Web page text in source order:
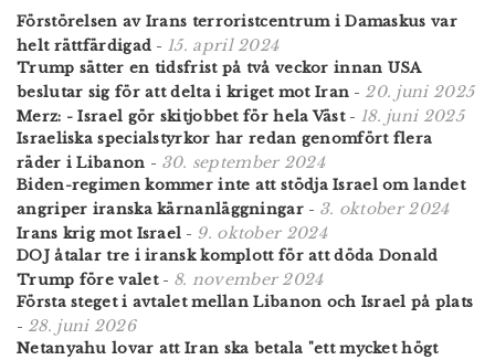
Förstörelsen av Irans terroristcentrum i Damaskus var
helt rättfärdigad - 15. april 2024
Trump sätter en tidsfrist på två veckor innan USA
beslutar sig för att delta i kriget mot Iran - 20. juni 2025
Merz: - Israel gör skitjobbet för hela Väst- 18. juni 2025
Israeliska specialstyrkor har redan genomfört flera
räder i Libanon - 30. september 2024
Biden-regimen kommer inte att stödja Israel om landet
angriper iranska kärnanläggningar- 3. oktober 2024
Irans krig mot Israel - 9. oktober 2024
DOJ åtalar tre i iransk komplott för att döda Donald
Trump före valet- 8. november 2024
Första steget i avtalet mellan Libanon och Israel på plats
- 28. juni 2026
Netanyahu lovar att Iran ska betala "ett mycket högt